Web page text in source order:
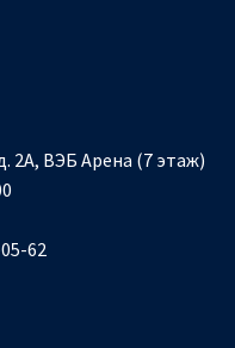
2А, ВЭБ Арена (7 этаж)
62